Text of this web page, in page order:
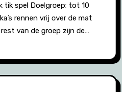
rennen vrij over de mat
van de groep zijn de…